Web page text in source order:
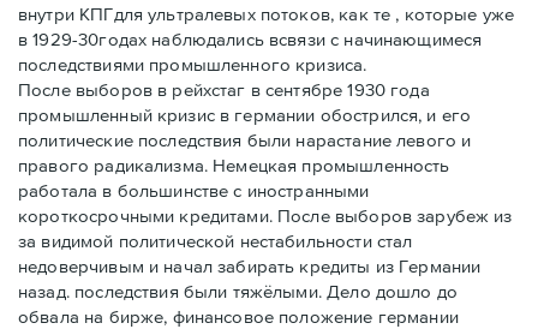
внутри KПГдля ультралевых потоков, как те , которые уже
в 1929-30годах наблюдались всвязи с начинающимеся
последствиями промышленного кризиса.
После выборов в рейхстаг в сентябре 1930 года
промышленный кризис в германии обострился, и его
политические последствия были нарастание левого и
правого радикализма. Немецкая промышленность
работала в большинстве с иностранными
короткосрочными кредитами. После выборов зарубеж из
за видимой политической нестабильности стал
недоверчивым и начал забирать кредиты из Германии
назад. последствия были тяжёлыми. Дело дошло до
обвала на бирже, финансовое положение германии